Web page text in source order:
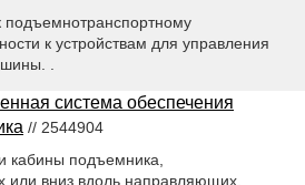
подъемнотранспортному
к устройствам для управления
.
система обеспечения
// 2544904
кабины подъемника,
вниз вдоль направляющих,